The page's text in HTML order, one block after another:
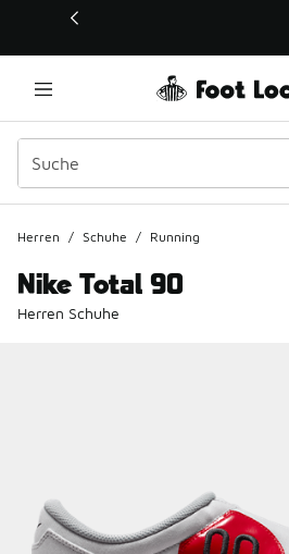
Dieser Link öffnet sich in einem
Herren / Schuhe / Running
Nike Total 90
Herren Schuhe